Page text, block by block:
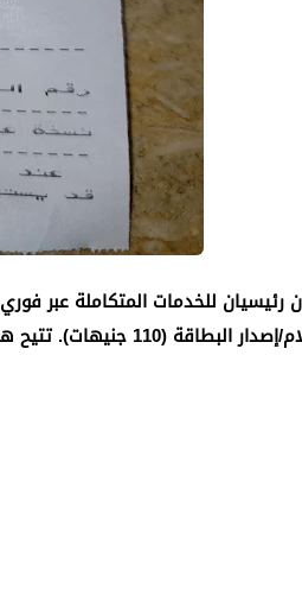
رسوم استلام/إصدار